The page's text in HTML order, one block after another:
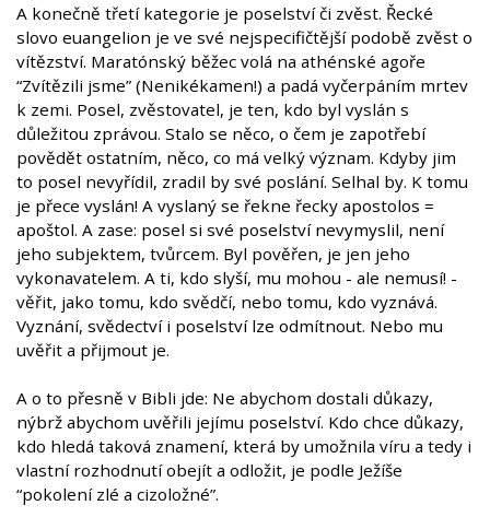
A konečně třetí kategorie je poselství či zvěst. Řecké
slovo euangelion je ve své nejspecifičtější podobě zvěst o
vítězství. Maratónský běžec volá na athénské agoře
“Zvítězili jsme” (Nenikékamen!) a padá vyčerpáním mrtev
k zemi. Posel, zvěstovatel, je ten, kdo byl vyslán s
důležitou zprávou. Stalo se něco, o čem je zapotřebí
povědět ostatním, něco, co má velký význam. Kdyby jim
to posel nevyřídil, zradil by své poslání. Selhal by. K tomu
je přece vyslán! A vyslaný se řekne řecky apostolos =
apoštol. A zase: posel si své poselství nevymyslil, není
jeho subjektem, tvůrcem. Byl pověřen, je jen jeho
vykonavatelem. A ti, kdo slyší, mu mohou - ale nemusí! -
věřit, jako tomu, kdo svědčí, nebo tomu, kdo vyznává.
Vyznání, svědectví i poselství lze odmítnout. Nebo mu
uvěřit a přijmout je.
A o to přesně v Bibli jde: Ne abychom dostali důkazy,
nýbrž abychom uvěřili jejímu poselství. Kdo chce důkazy,
kdo hledá taková znamení, která by umožnila víru a tedy i
vlastní rozhodnutí obejít a odložit, je podle Ježíše
“pokolení zlé a cizoložné”.